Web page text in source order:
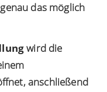
das möglich
wird die
anschließend